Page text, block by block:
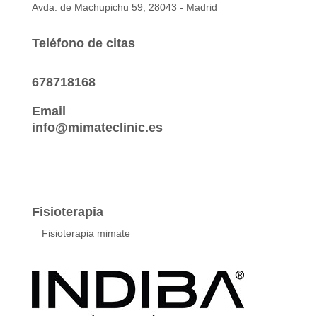
Avda. de Machupichu 59, 28043 - Madrid
Teléfono de citas
678718168
Email
info@mimateclinic.es
Fisioterapia
Fisioterapia mimate